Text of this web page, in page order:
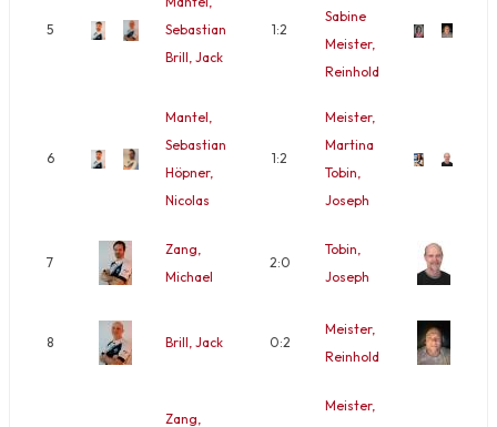
5
Sebastian
Brill, Jack
1:2
Sabine
Meister,
Reinhold
6
Mantel,
Sebastian
Höpner,
Nicolas
1:2
Meister,
Martina
Tobin,
Joseph
7
Zang,
Michael
2:0
Tobin,
Joseph
8 Brill, Jack 0:2
Meister,
Reinhold
Zang,
Meister,